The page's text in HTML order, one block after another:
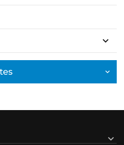
keyboard_arrow_down
